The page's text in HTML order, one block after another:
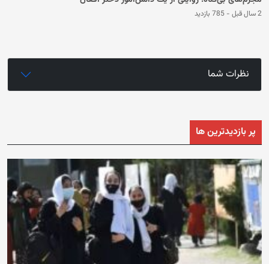
2 سال قبل - 785 بازدید
نظرات شما
پر بازدیدترین ها